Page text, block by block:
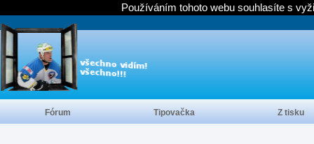
Fórum Tipovačka Z tisku
Používáním tohoto webu souhlasíte s